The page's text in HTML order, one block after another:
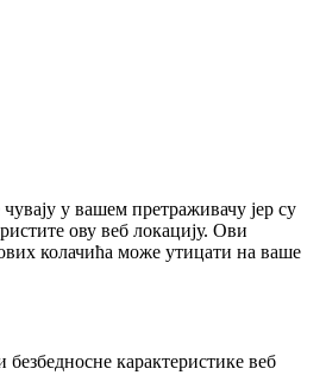
у вашем претраживачу јер су
ову веб локацију. Ови
колачића може утицати на ваше
карактеристике веб